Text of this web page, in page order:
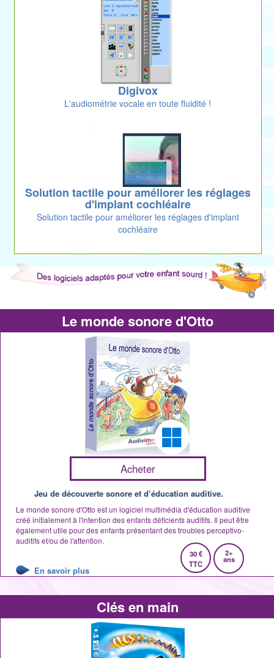
Digivox
L'audiométrie vocale en toute fluidité !
Solution tactile pour améliorer les réglages
d'implant cochléaire
Solution tactile pour améliorer les réglages d'implant
cochléaire
Le monde sonore d'Otto
Acheter
Jeu de découverte sonore et d’éducation auditive.
Le monde sonore d'Otto est un logiciel multimédia d'éducation auditive
créé initialement à l'intention des enfants déficients auditifs. Il peut être
également utile pour des enfants présentant des troubles perceptivo-
auditifs et/ou de l'attention.
En savoir plus
30 €
TTC
2+
ans
Clés en main